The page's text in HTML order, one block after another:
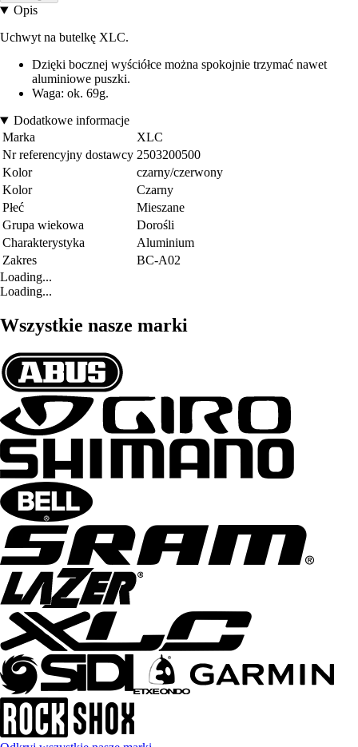
Opis
Uchwyt na butelkę XLC.
Dzięki bocznej wyściółce można spokojnie trzymać nawet
aluminiowe puszki.
Waga: ok. 69g.
Dodatkowe informacje
Marka
XLC
Nr referencyjny dostawcy 2503200500
Kolor
czarny/czerwony
Kolor
Czarny
Płeć
Mieszane
Grupa wiekowa
Dorośli
Charakterystyka
Aluminium
Zakres
BC-A02
Loading...
Loading...
Wszystkie nasze marki